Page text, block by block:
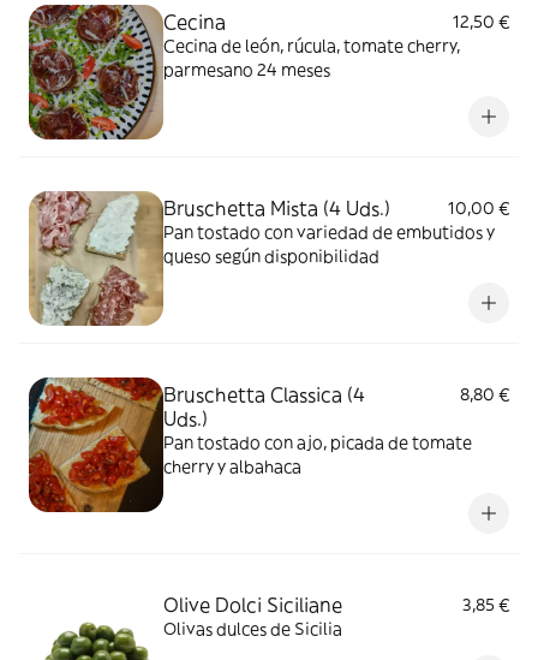
Cecina
12,50 €
Cecina de león, rúcula, tomate cherry,
parmesano 24 meses
Bruschetta Mista (4 Uds.)
10,00 €
Pan tostado con variedad de embutidos y
queso según disponibilidad
Bruschetta Classica (4
Uds.)
8,80 €
Pan tostado con ajo, picada de tomate
cherry y albahaca
Olive Dolci Siciliane
3,85 €
Olivas dulces de Sicilia